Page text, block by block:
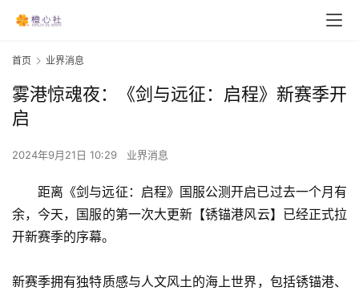
首页 业界消息
雾港惊魂夜：《剑与远征：启程》新赛季开
启
2024年9月21日 10:29 业界消息
距离《剑与远征：启程》国服公测开启已过去一个月有
余，今天，国服的第一次大更新【锈锚港风云】已经正式拉
开新赛季的序幕。
新赛季拥有独特质感与人文风土的海上世界，包括锈锚港、